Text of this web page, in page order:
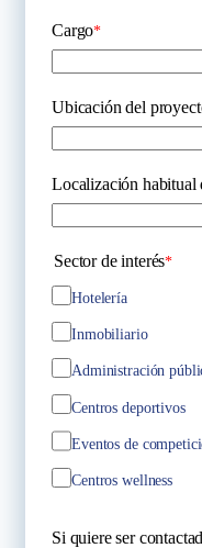
Cargo*
Ubicación del
Localización habitual
Sector de interés*
Hotelería
Inmobiliario
Administración
Centros deportivos
Eventos de
Centros wellness
Si quiere ser